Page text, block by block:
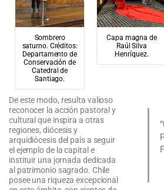
Sombrero
saturno. Créditos:
Departamento de
Conservación de
Catedral de
Santiago.
Capa magna de
Raúl Silva
Henríquez.
De este modo, resulta valioso
reconocer la acción pastoral y
cultural que inspira a otras
regiones, diócesis y
arquidiócesis del país a seguir
el ejemplo de la capital e
instituir una jornada dedicada
al patrimonio sagrado. Chile
posee una riqueza excepcional